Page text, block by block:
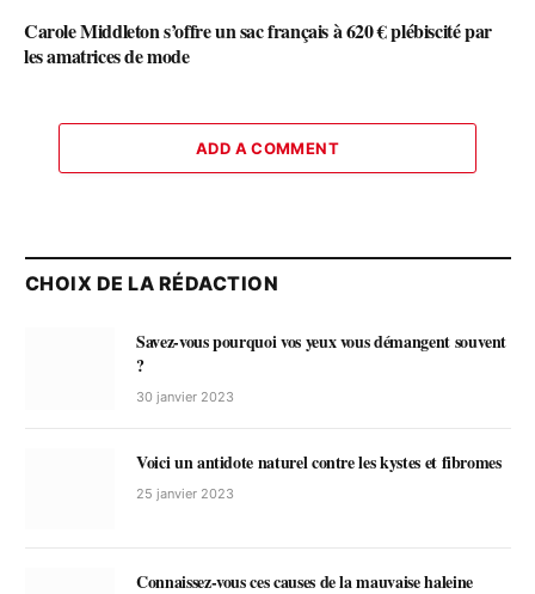
Carole Middleton s’offre un sac français à 620 € plébiscité par
les amatrices de mode
ADD A COMMENT
CHOIX DE LA RÉDACTION
Savez-vous pourquoi vos yeux vous démangent souvent
?
30 janvier 2023
Voici un antidote naturel contre les kystes et fibromes
25 janvier 2023
Connaissez-vous ces causes de la mauvaise haleine